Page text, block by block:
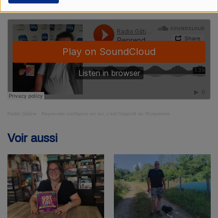
participatives.
Radio Gâtine Reprendre confiance en soi, c'est l'objectif de l'Empreinte
Voir aussi